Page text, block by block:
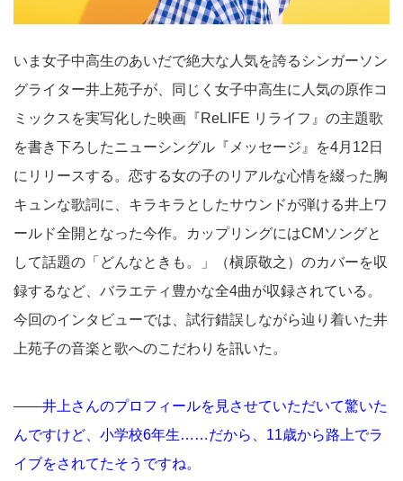
いま女子中高生のあいだで絶大な人気を誇るシンガーソン
グライター井上苑子が、同じく女子中高生に人気の原作コ
ミックスを実写化した映画『ReLIFE リライフ』の主題歌
を書き下ろしたニューシングル『メッセージ』を4月12日
にリリースする。恋する女の子のリアルな心情を綴った胸
キュンな歌詞に、キラキラとしたサウンドが弾ける井上ワ
ールド全開となった今作。カップリングにはCMソングと
して話題の「どんなときも。」（槇原敬之）のカバーを収
録するなど、バラエティ豊かな全4曲が収録されている。
今回のインタビューでは、試行錯誤しながら辿り着いた井
上苑子の音楽と歌へのこだわりを訊いた。
――井上さんのプロフィールを見させていただいて驚いた
んですけど、小学校6年生……だから、11歳から路上でラ
イブをされてたそうですね。